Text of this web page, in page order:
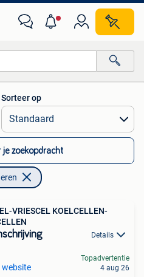
Sorteer op
je zoekopdracht
KOELCELLEN-
Details
website
Topadvertentie
4 aug 26